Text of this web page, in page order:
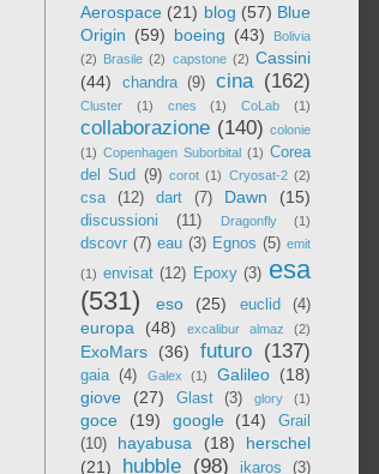
Aerospace (21) blog (57) Blue
Origin (59) boeing (43)
Bolivia
(2) Brasile (2) capstone (2) Cassini
(44)
chandra (9) cina (162)
Cluster (1) cnes (1) CoLab (1)
collaborazione (140) colonie
(1) Copenhagen Suborbital (1) Corea
del Sud (9) corot (1) Cryosat-2 (2)
csa (12) dart (7) Dawn (15)
discussioni (11) Dragonfly (1)
dscovr (7) eau (3) Egnos (5) emit
(1) envisat (12) Epoxy (3) esa
(531)
eso (25) euclid (4)
europa (48) excalibur almaz (2)
ExoMars (36) futuro (137)
gaia (4) Galex (1) Galileo (18)
giove
(27) Glast (3) glory (1)
goce (19) google (14)
Grail
(10)
hayabusa (18)
herschel
(21)
hubble (98) ikaros (3)